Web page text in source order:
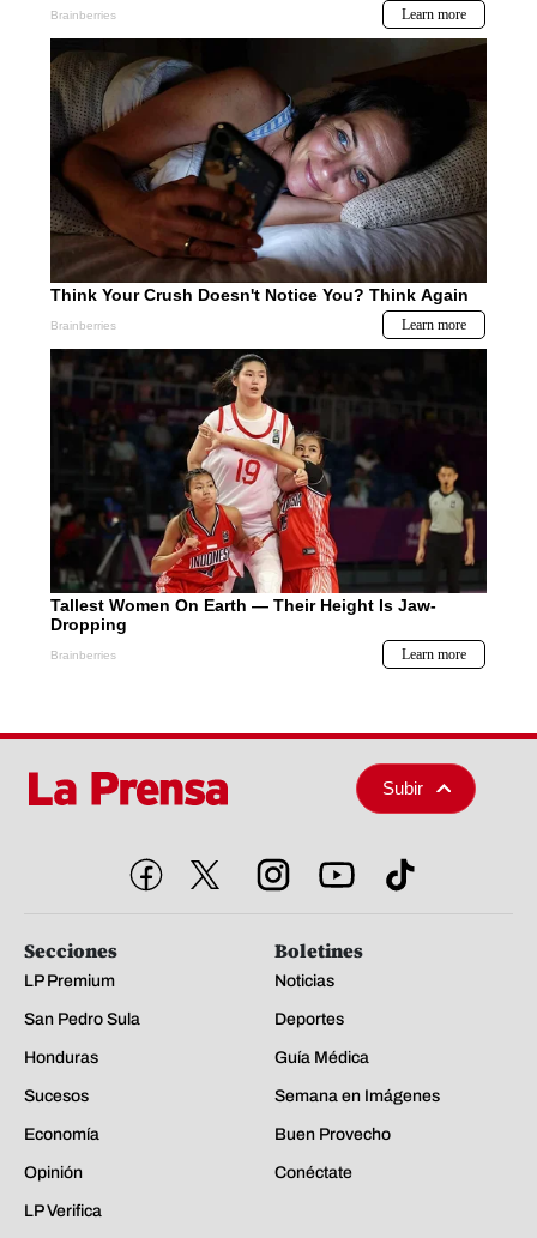
Subir
Secciones
LP Premium
San Pedro Sula
Honduras
Sucesos
Economía
Opinión
LP Verifica
Boletines
Noticias
Deportes
Guía Médica
Semana en Imágenes
Buen Provecho
Conéctate